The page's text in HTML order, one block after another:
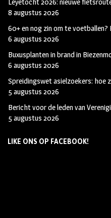
8 augustus 2026
60+ en nog zin om te voetballen?
6 augustus 2026
Buxusplanten in brand in
6 augustus 2026
Spreidingswet asielzoekers: hoe
5 augustus 2026
Bericht voor de leden van
5 augustus 2026
LIKE ONS OP FACEBOOK!